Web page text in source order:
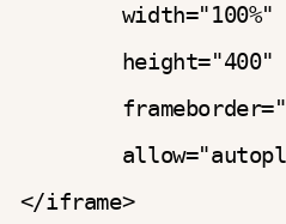
width="100%"
height="400"
</iframe>